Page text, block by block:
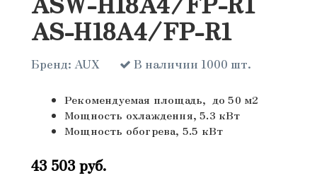
AS-H18A4/FP-R1
Бренд: AUX В наличии 1000 шт.
Рекомендуемая площадь, до 50 м2
Мощность охлаждения, 5.3 кВт
Мощность обогрева, 5.5 кВт
43 503руб.